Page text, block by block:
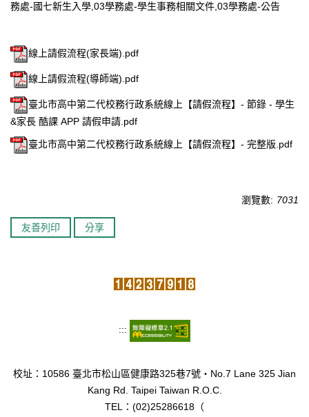
西松學習歷程檔案
家長會
家長專區
務處-國七新生入學,03學務處-學生事務相關文件,03學務處-公告
線上請假流程(家長端).pdf
線上請假流程(導師端).pdf
臺北市高中第二代校務行政系統線上【請假流程】- 節錄 - 學生
&家長 酷課 APP 請假申請.pdf
臺北市高中第二代校務行政系統線上【請假流程】- 完整版.pdf
瀏覽數: 7031
友善列印 分享
:::
校址：10586 臺北市松山區健康路325巷7號‧No.7 Lane 325 Jian
Kang Rd. Taipei Taiwan R.O.C.
TEL：(02)25286618（